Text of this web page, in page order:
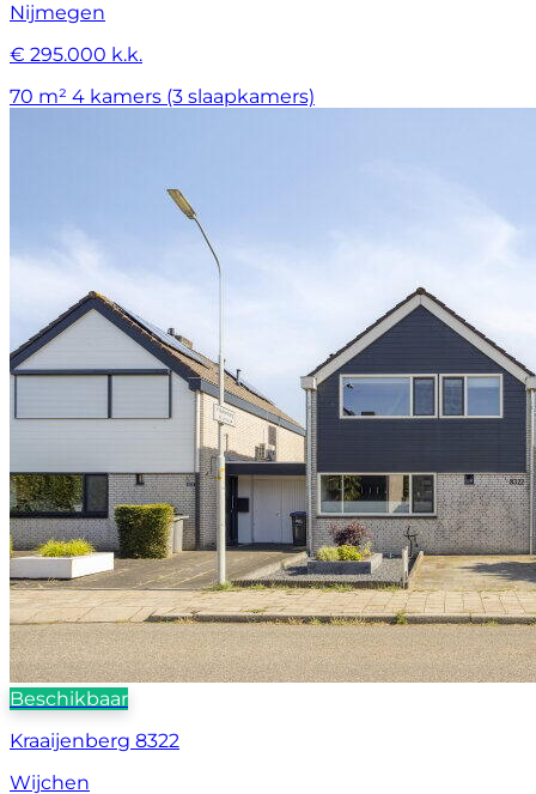
Nijmegen
€ 295.000 k.k.
70 m² 4 kamers (3 slaapkamers)
Beschikbaar
Kraaijenberg 8322
Wijchen